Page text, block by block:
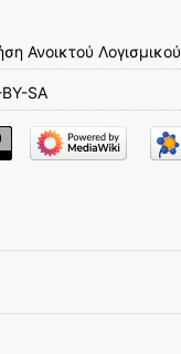
Ανοικτού Λογισμικού
SA